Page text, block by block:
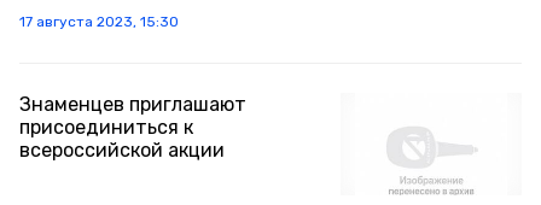
17 августа 2023, 15:30
Знаменцев приглашают
присоединиться к
всероссийской акции